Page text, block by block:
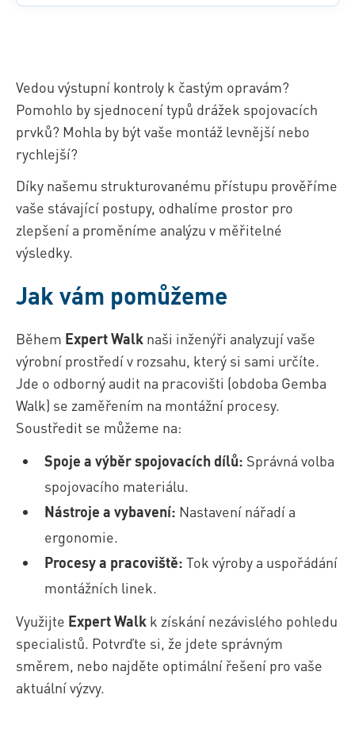
Vedou výstupní kontroly k častým opravám?
Pomohlo by sjednocení typů drážek spojovacích
prvků? Mohla by být vaše montáž levnější nebo
rychlejší?
Díky našemu strukturovanému přístupu prověříme
vaše stávající postupy, odhalíme prostor pro
zlepšení a proměníme analýzu v měřitelné
výsledky.
Jak vám pomůžeme
Během Expert Walk naši inženýři analyzují vaše
výrobní prostředí v rozsahu, který si sami určíte.
Jde o odborný audit na pracovišti (obdoba Gemba
Walk) se zaměřením na montážní procesy.
Soustředit se můžeme na:
Spoje a výběr spojovacích dílů: Správná volba
spojovacího materiálu.
Nástroje a vybavení: Nastavení nářadí a
ergonomie.
Procesy a pracoviště: Tok výroby a uspořádání
montážních linek.
Využijte Expert Walk k získání nezávislého pohledu
specialistů. Potvrďte si, že jdete správným
směrem, nebo najděte optimální řešení pro vaše
aktuální výzvy.